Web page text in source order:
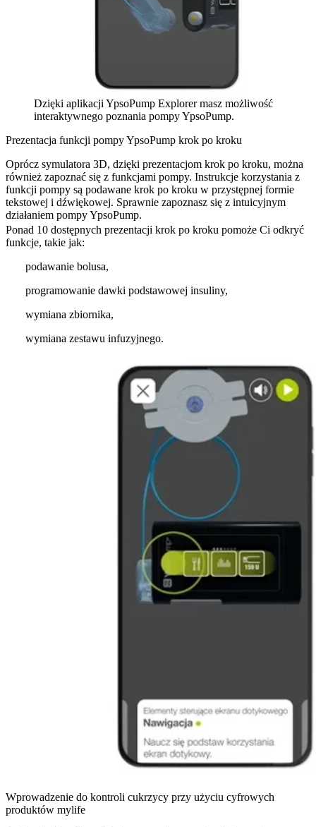
Dzięki aplikacji YpsoPump Explorer masz możliwość
interaktywnego poznania pompy YpsoPump.
Prezentacja funkcji pompy YpsoPump krok po kroku
Oprócz symulatora 3D, dzięki prezentacjom krok po kroku, można
również zapoznać się z funkcjami pompy. Instrukcje korzystania z
funkcji pompy są podawane krok po kroku w przystępnej formie
tekstowej i dźwiękowej. Sprawnie zapoznasz się z intuicyjnym
działaniem pompy YpsoPump.
Ponad 10 dostępnych prezentacji krok po kroku pomoże Ci odkryć
funkcje, takie jak:
podawanie bolusa,
programowanie dawki podstawowej insuliny,
wymiana zbiornika,
wymiana zestawu infuzyjnego.
Wprowadzenie do kontroli cukrzycy przy użyciu cyfrowych
produktów mylife